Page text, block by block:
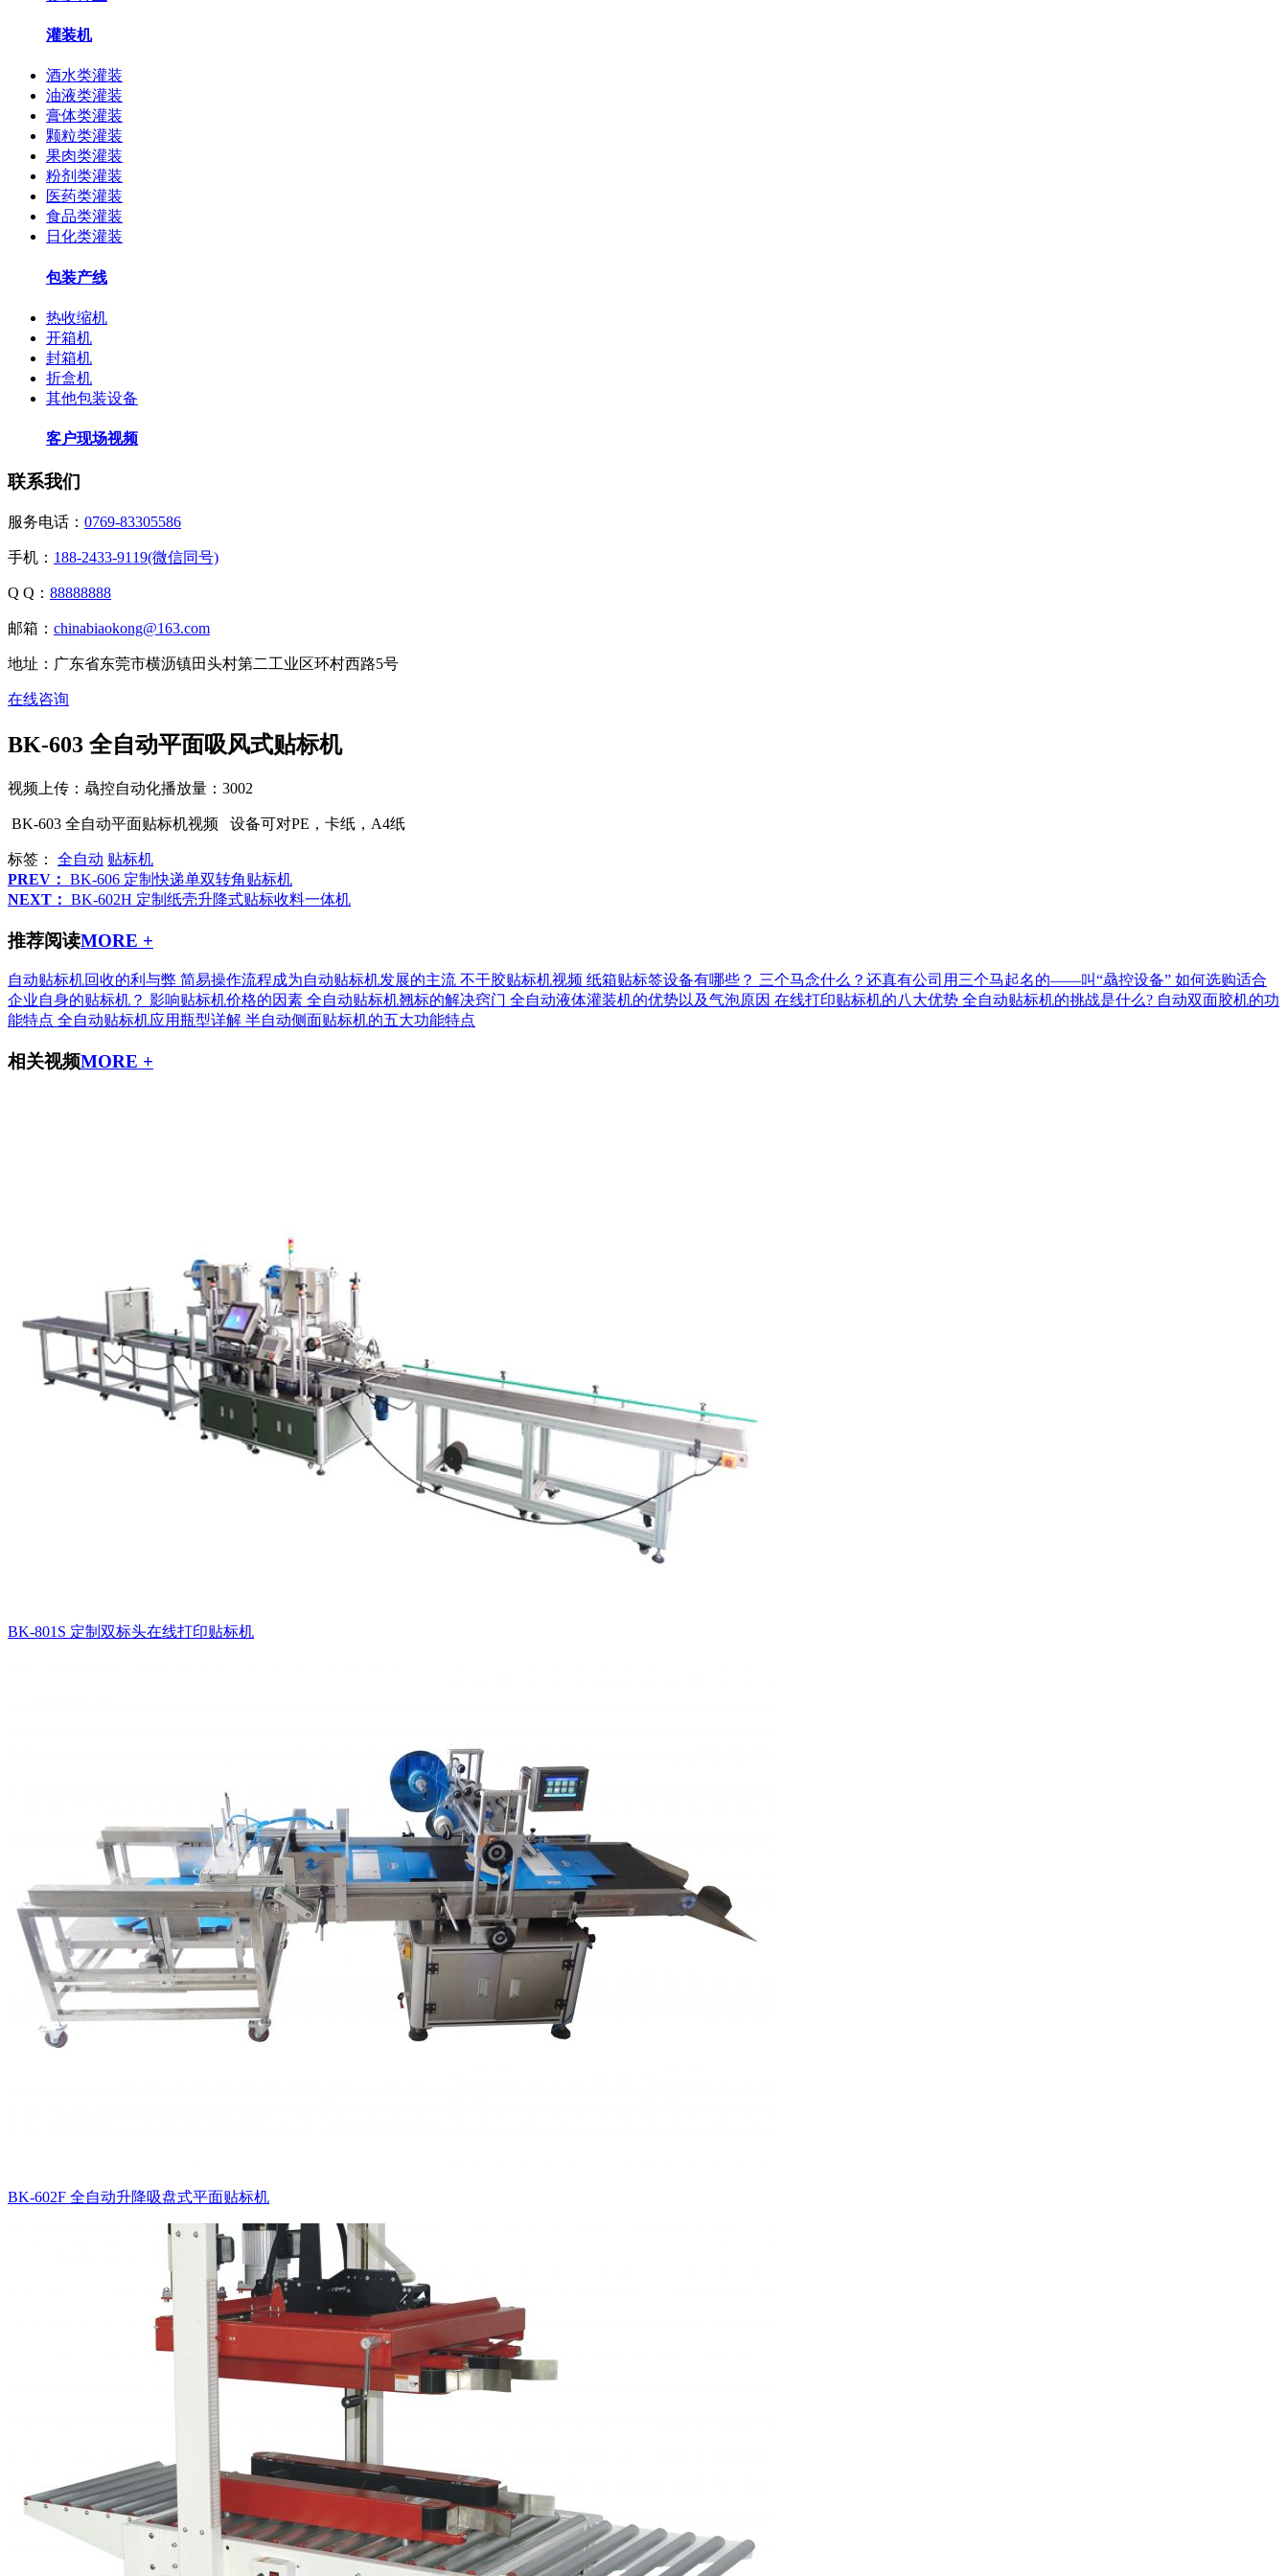
灌装机
酒水类灌装
油液类灌装
膏体类灌装
颗粒类灌装
果肉类灌装
粉剂类灌装
医药类灌装
食品类灌装
日化类灌装
包装产线
热收缩机
开箱机
封箱机
折盒机
其他包装设备
客户现场视频
联系我们
服务电话： 0769-83305586
手机： 188-2433-9119(微信同号)
Q Q： 88888888
邮箱： chinabiaokong@163.com
地址：广东省东莞市横沥镇田头村第二工业区环村西路5号
在线咨询
BK-603 全自动平面吸风式贴标机
视频上传：骉控自动化播放量：3002
BK-603 全自动平面贴标机视频 设备可对PE，卡纸，A4纸
标签： 全自动 贴标机
PREV： BK-606 定制快递单双转角贴标机
NEXT： BK-602H 定制纸壳升降式贴标收料一体机
推荐阅读MORE +
自动贴标机回收的利与弊 简易操作流程成为自动贴标机发展的主流 不干胶贴标机视频 纸箱贴标签设备有哪些？ 三个马念什么？还真有公司用三个马起名的——叫“骉控设备” 如何选购适合
企业自身的贴标机？ 影响贴标机价格的因素 全自动贴标机翘标的解决窍门 全自动液体灌装机的优势以及气泡原因 在线打印贴标机的八大优势 全自动贴标机的挑战是什么? 自动双面胶机的功
能特点 全自动贴标机应用瓶型详解 半自动侧面贴标机的五大功能特点
相关视频MORE +
BK-801S 定制双标头在线打印贴标机
BK-602F 全自动升降吸盘式平面贴标机